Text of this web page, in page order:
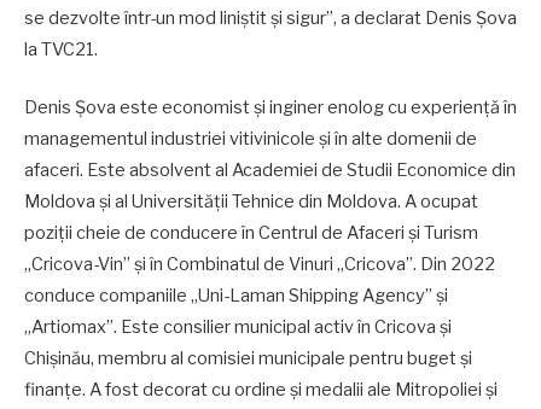
se dezvolte într-un mod liniștit și sigur”, a declarat Denis Șova
la TVC21.
Denis Șova este economist și inginer enolog cu experiență în
managementul industriei vitivinicole și în alte domenii de
afaceri. Este absolvent al Academiei de Studii Economice din
Moldova și al Universității Tehnice din Moldova. A ocupat
poziții cheie de conducere în Centrul de Afaceri și Turism
„Cricova-Vin” și în Combinatul de Vinuri „Cricova”. Din 2022
conduce companiile „Uni-Laman Shipping Agency” și
„Artiomax”. Este consilier municipal activ în Cricova și
Chișinău, membru al comisiei municipale pentru buget și
finanțe. A fost decorat cu ordine și medalii ale Mitropoliei și